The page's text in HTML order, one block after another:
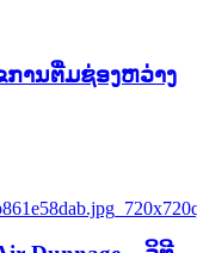
ການຕື່ມຊ່ອງຫວ່າງ